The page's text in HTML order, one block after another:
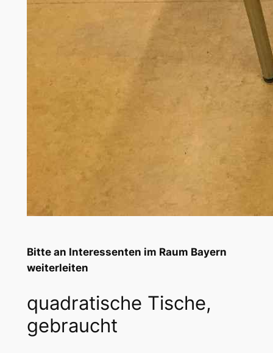
Bitte an Interessenten im Raum Bayern
weiterleiten
quadratische Tische,
gebraucht